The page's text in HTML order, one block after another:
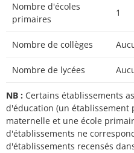
Nombre d'écoles
primaires
1
Nombre de collèges
Nombre de lycées
NB : Certains établissements
d'éducation (un établissement
maternelle et une école
d'établissements ne
d'établissements recensés